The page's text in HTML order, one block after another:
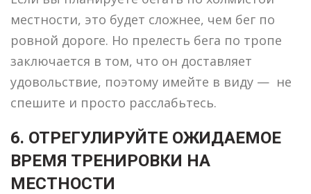
местности, это будет сложнее, чем бег по
ровной дороге. Но прелесть бега по тропе
заключается в том, что он доставляет
удовольствие, поэтому имейте в виду — не
спешите и просто расслабьтесь.
6. ОТРЕГУЛИРУЙТЕ ОЖИДАЕМОЕ
ВРЕМЯ ТРЕНИРОВКИ НА
МЕСТНОСТИ